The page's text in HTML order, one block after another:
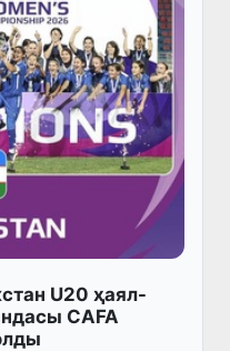
U20 ҳаял-
CAFA